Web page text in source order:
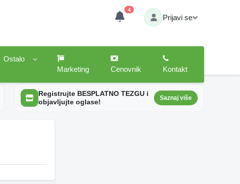
4
Prijavi se
Ostalo
Marketing
Cenovnik Kontakt
Registrujte BESPLATNO TEZGU i
objavljujte oglase!
Saznaj više